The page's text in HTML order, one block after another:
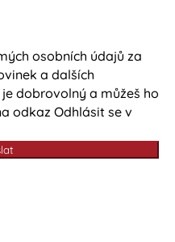
osobních údajů za
a dalších
dobrovolný a můžeš ho
odkaz Odhlásit se v